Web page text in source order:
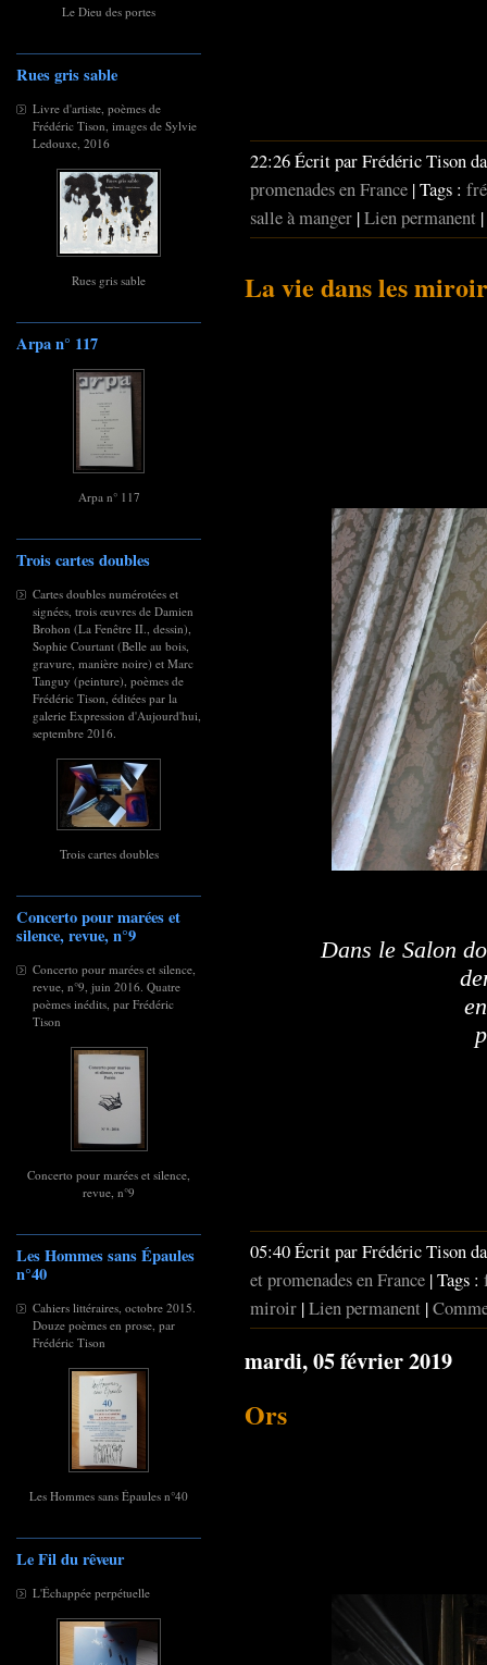
Le Dieu des portes
Rues gris sable
Livre d'artiste, poèmes de
Frédéric Tison, images de Sylvie
Ledouxe, 2016
Rues gris sable
Arpa n° 117
Arpa n° 117
Trois cartes doubles
Cartes doubles numérotées et
signées, trois œuvres de Damien
Brohon (La Fenêtre II., dessin),
Sophie Courtant (Belle au bois,
gravure, manière noire) et Marc
Tanguy (peinture), poèmes de
Frédéric Tison, éditées par la
galerie Expression d'Aujourd'hui,
septembre 2016.
Trois cartes doubles
Concerto pour marées et
silence, revue, n°9
Concerto pour marées et silence,
revue, n°9, juin 2016. Quatre
poèmes inédits, par Frédéric
Tison
Concerto pour marées et silence,
revue, n°9
Les Hommes sans Épaules
n°40
Cahiers littéraires, octobre 2015.
Douze poèmes en prose, par
Frédéric Tison
Les Hommes sans Épaules n°40
Le Fil du rêveur
L'Échappée perpétuelle
22:26 Écrit par Frédéric Tison
promenades en France | Tags :
salle à manger |Lien permanent |
La vie dans les
Dans le Salon
05:40 Écrit par Frédéric Tison
et promenades en France | Tags :
miroir |Lien permanent |
mardi, 05 février 2019
Ors